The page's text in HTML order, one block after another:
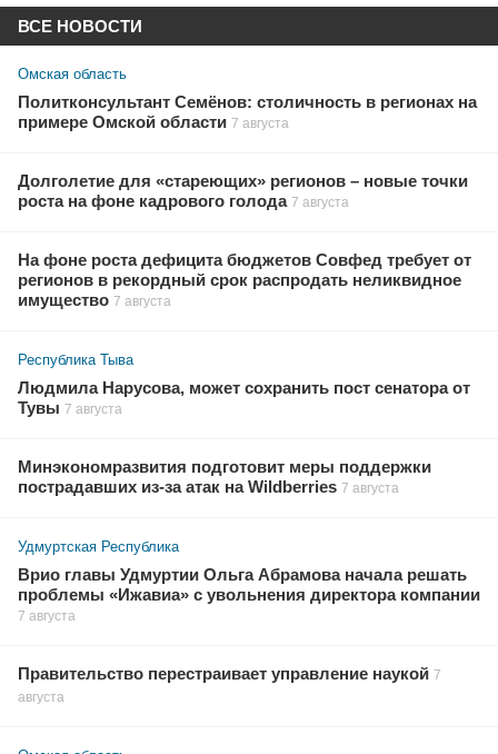
ВСЕ НОВОСТИ
Омская область
Политконсультант Семёнов: столичность в регионах на
примере Омской области 7 августа
Долголетие для «стареющих» регионов – новые точки
роста на фоне кадрового голода 7 августа
На фоне роста дефицита бюджетов Совфед требует от
регионов в рекордный срок распродать неликвидное
имущество 7 августа
Республика Тыва
Людмила Нарусова, может сохранить пост сенатора от
Тувы 7 августа
Минэкономразвития подготовит меры поддержки
пострадавших из-за атак на Wildberries 7 августа
Удмуртская Республика
Врио главы Удмуртии Ольга Абрамова начала решать
проблемы «Ижавиа» с увольнения директора компании
7 августа
Правительство перестраивает управление наукой 7
августа